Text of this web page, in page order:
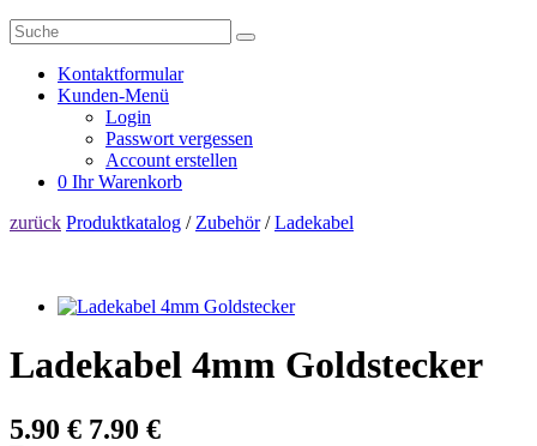
Kontaktformular
Kunden-Menü
Login
Passwort vergessen
Account erstellen
0 Ihr Warenkorb
zurück Produktkatalog / Zubehör/Ladekabel
Ladekabel 4mm Goldstecker
5.90 € 7.90 €